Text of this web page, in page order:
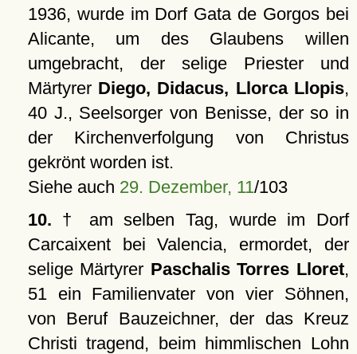
1936, wurde im Dorf Gata de Gorgos bei
Alicante, um des Glaubens willen
umgebracht, der selige Priester und
Märtyrer Diego, Didacus, Llorca Llopis,
40 J., Seelsorger von Benisse, der so in
der Kirchenverfolgung von Christus
gekrönt worden ist.
Siehe auch 29. Dezember, 11/103
10. † am selben Tag, wurde im Dorf
Carcaixent bei Valencia, ermordet, der
selige Märtyrer Paschalis Torres Lloret,
51 ein Familienvater von vier Söhnen,
von Beruf Bauzeichner, der das Kreuz
Christi tragend, beim himmlischen Lohn